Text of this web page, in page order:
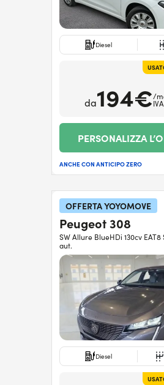
Diesel
da194€/
PERSONALIZZA
ANCHE CON ANTICIPO ZERO
OFFERTA YOYOMOVE
Peugeot 308
SW Allure BlueHDi 130cv EAT8
aut.
Diesel